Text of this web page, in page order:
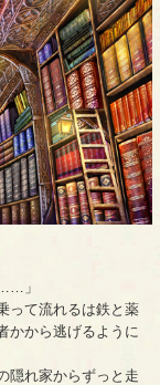
」
って流れるは鉄と薬
かから逃げるように
隠れ家からずっと走